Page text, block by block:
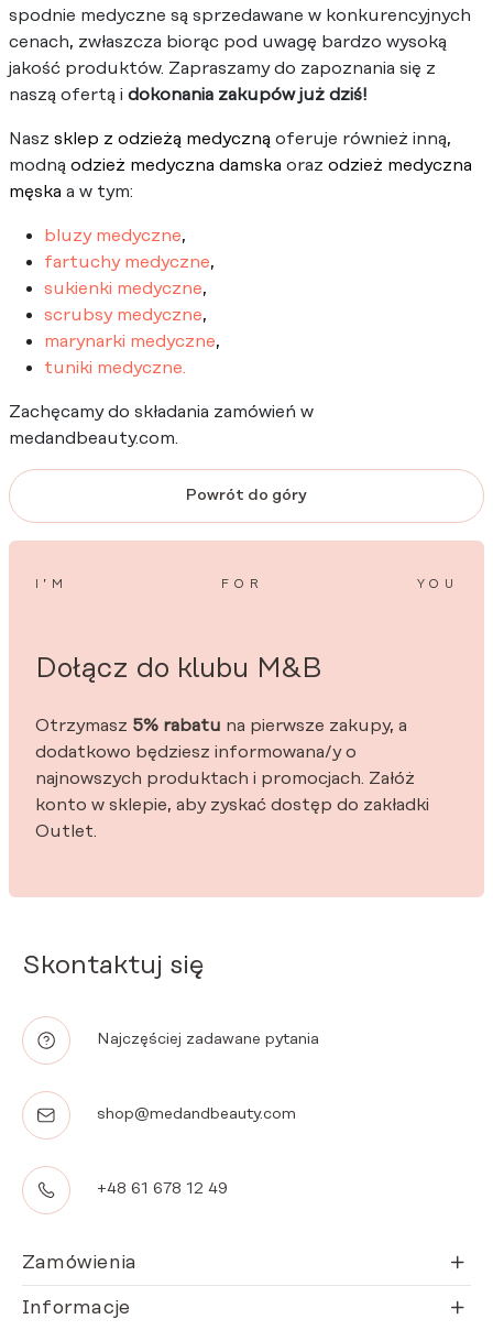
spodnie medyczne są sprzedawane w konkurencyjnych
cenach, zwłaszcza biorąc pod uwagę bardzo wysoką
jakość produktów. Zapraszamy do zapoznania się z
naszą ofertą i dokonania zakupów już dziś!
Nasz sklep z odzieżą medyczną oferuje również inną,
modną odzież medyczna damska oraz odzież medyczna
męska a w tym:
bluzy medyczne,
fartuchy medyczne,
sukienki medyczne,
scrubsy medyczne,
marynarki medyczne,
tuniki medyczne.
Zachęcamy do składania zamówień w
medandbeauty.com.
Powrót do góry
Skontaktuj się
Najczęściej zadawane pytania
shop@medandbeauty.com
+48 61 678 12 49
Zamówienia
Informacje
I’M FOR YOU
Dołącz do klubu M&B
Otrzymasz 5% rabatu na pierwsze zakupy, a
dodatkowo będziesz informowana/y o
najnowszych produktach i promocjach. Załóż
konto w sklepie, aby zyskać dostęp do zakładki
Outlet.